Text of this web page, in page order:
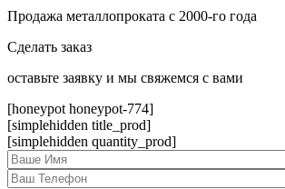
Продажа металлопроката с 2000-го года
Сделать заказ
оcтавьте заявку и мы свяжемся с вами
[honeypot honeypot-774]
[simplehidden title_prod]
[simplehidden quantity_prod]